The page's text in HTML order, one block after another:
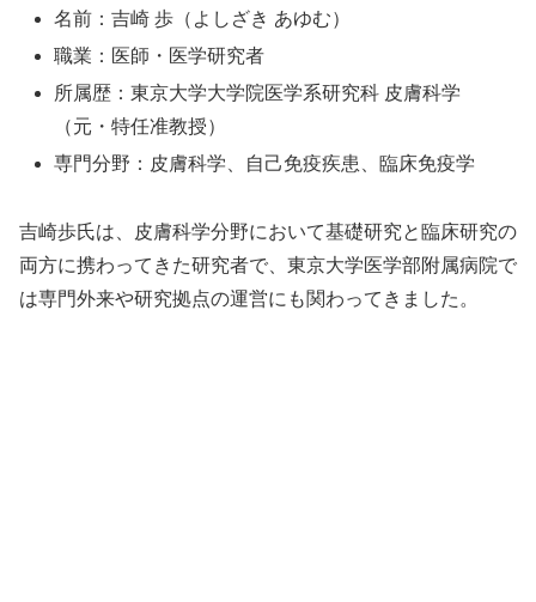
名前：吉崎 歩（よしざき あゆむ）
職業：医師・医学研究者
所属歴：東京大学大学院医学系研究科 皮膚科学
（元・特任准教授）
専門分野：皮膚科学、自己免疫疾患、臨床免疫学
吉崎歩氏は、皮膚科学分野において基礎研究と臨床研究の
両方に携わってきた研究者で、東京大学医学部附属病院で
は専門外来や研究拠点の運営にも関わってきました。